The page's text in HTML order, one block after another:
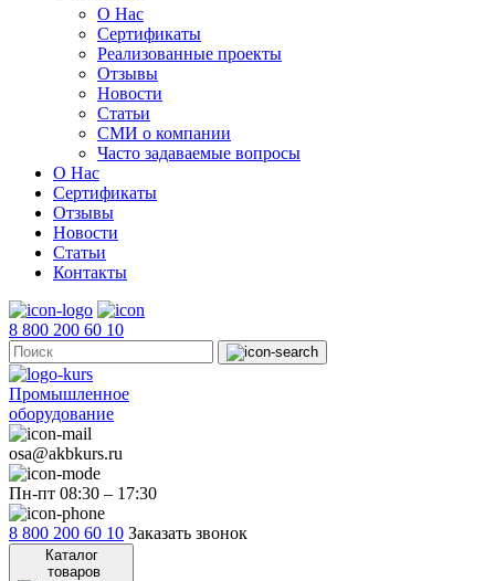
О Нас
Сертификаты
Реализованные проекты
Отзывы
Новости
Статьи
СМИ о компании
Часто задаваемые вопросы
О Нас
Сертификаты
Отзывы
Новости
Статьи
Контакты
8 800 200 60 10
Промышленное
оборудование
osa@akbkurs.ru
Пн-пт 08:30 – 17:30
8 800 200 60 10 Заказать звонок
Каталог
товаров